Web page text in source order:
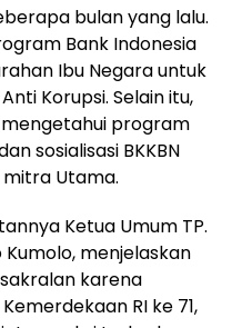
bulan yang lalu.
Bank Indonesia
Ibu Negara untuk
Korupsi. Selain itu,
mengetahui program
sosialisasi BKKBN
mitra Utama.
Ketua Umum TP.
Kumolo, menjelaskan
karena
RI ke 71,